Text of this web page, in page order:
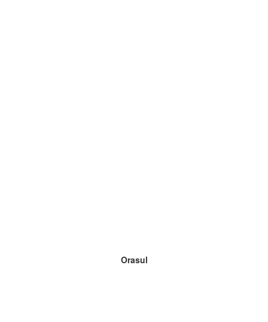
Orasul